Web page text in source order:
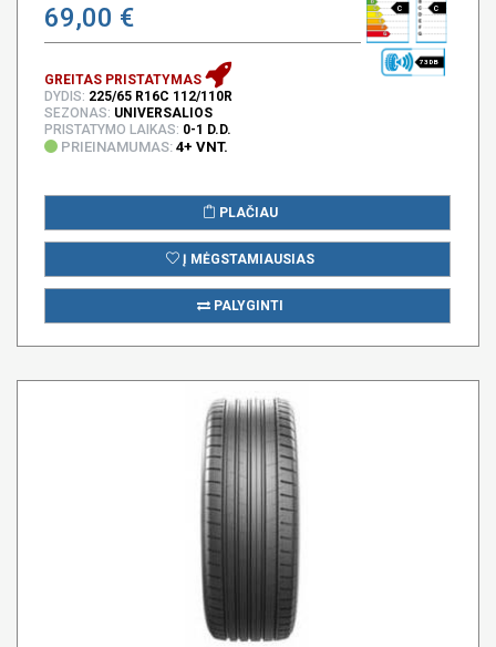
69,00 € C C
73 DB
GREITAS PRISTATYMAS
DYDIS: 225/65 R16C 112/110R
SEZONAS: UNIVERSALIOS
PRISTATYMO LAIKAS: 0-1 D.D.
PRIEINAMUMAS: 4+ VNT.
PLAČIAU
Į MĖGSTAMIAUSIAS
PALYGINTI